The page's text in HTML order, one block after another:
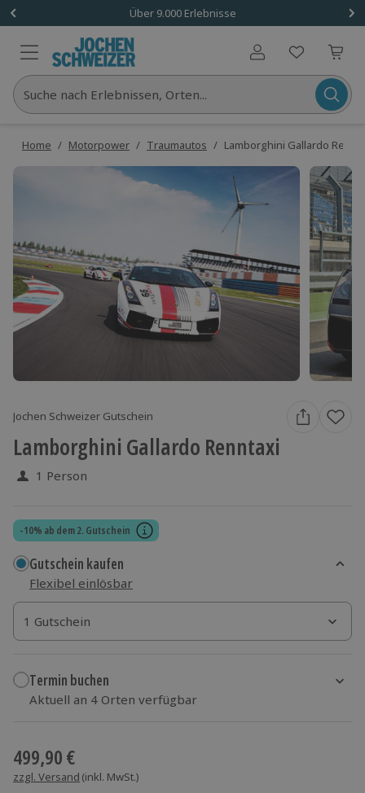
Über 9.000 Erlebnisse
Benutzerkonto
Suche nach Erlebnissen, Orten...
Home / Motorpower / Traumautos / Lamborghini Gallardo
Jochen Schweizer Gutschein
Lamborghini Gallardo Renntaxi
1 Person
-10% ab dem 2. Gutschein
Gutschein kaufen
Flexibel einlösbar
1 Gutschein
1 Gutschein
1 Gutschein
Termin buchen
Aktuell an 4 Orten verfügbar
499,90 €
zzgl. Versand (inkl. MwSt.)